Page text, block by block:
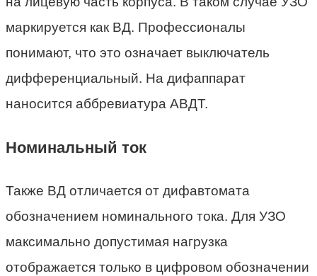
маркируется как ВД. Профессионалы
понимают, что это означает выключатель
дифференциальный. На дифаппарат
наносится аббревиатура АВДТ.
Номинальный ток
Также ВД отличается от дифавтомата
обозначением номинального тока. Для УЗО
максимально допустимая нагрузка
отображается только в цифровом обозначении